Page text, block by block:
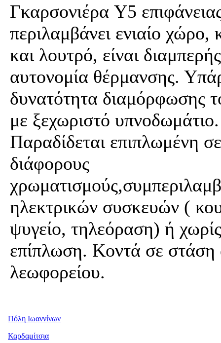
Γκαρσονιέρα Y5
περιλαμβάνει ενιαίο χώρο,
και λουτρό, είναι
αυτονομία θέρμανσης.
δυνατότητα διαμόρφωσης
με ξεχωριστό
Παραδίδεται επιπλωμένη σε
διάφορους
ηλεκτρικών συσκευών (
ψυγείο, τηλεόραση) ή χωρίς
επίπλωση. Κοντά σε στάση
λεωφορείου.
Πόλη Ιωαννίνων
Καρδαμίτσια